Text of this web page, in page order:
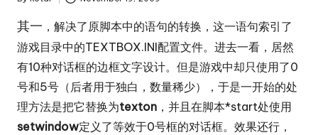
Posted
by
其一 ，解决了原脚本中的语句的转换，这一语句索引了
游戏目录中的TEXTBOX.INI配置文件。进去一看，居然
有10种对话框的边框文字设计。但是游戏中却只使用了0
号和5号（后者用于独白，数量稀少），于是一开始的处
理方法是把它替换为texton ，并且在脚本*start处使用
setwindow定义了等效于0号框的对话框。效果还行，